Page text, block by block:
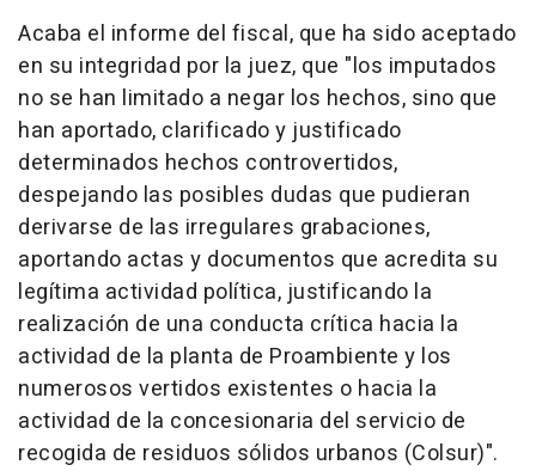
Acaba el informe del fiscal, que ha sido aceptado
en su integridad por la juez, que "los imputados
no se han limitado a negar los hechos, sino que
han aportado, clarificado y justificado
determinados hechos controvertidos,
despejando las posibles dudas que pudieran
derivarse de las irregulares grabaciones,
aportando actas y documentos que acredita su
legítima actividad política, justificando la
realización de una conducta crítica hacia la
actividad de la planta de Proambiente y los
numerosos vertidos existentes o hacia la
actividad de la concesionaria del servicio de
recogida de residuos sólidos urbanos (Colsur)".